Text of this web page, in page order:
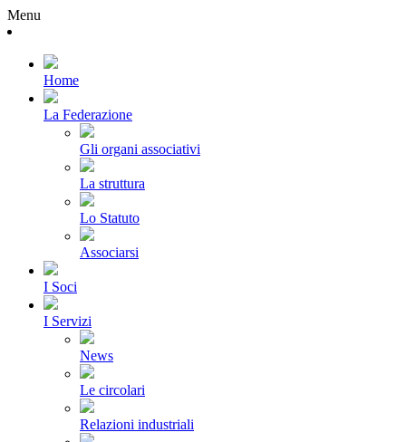
Menu
Home
La Federazione
Gli organi associativi
La struttura
Lo Statuto
Associarsi
I Soci
I Servizi
News
Le circolari
Relazioni industriali